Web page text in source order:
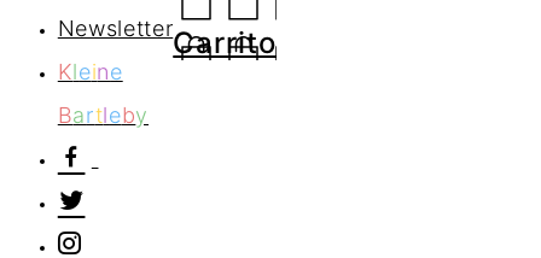
Newsletter
Kleine
Bartleby
Carrito